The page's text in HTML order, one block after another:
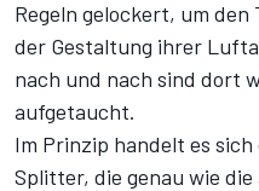
Regeln gelockert, um den
der Gestaltung ihrer
nach und nach sind dort
aufgetaucht.
Im Prinzip handelt es
Splitter, die genau wie